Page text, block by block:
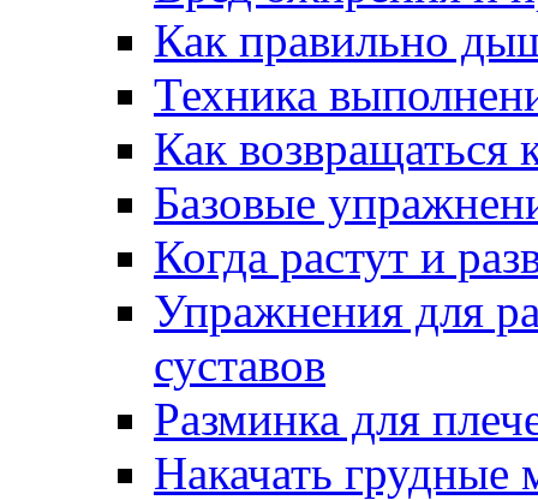
Как правильно
Техника
Как возвращаться
Базовые
Когда растут и
Упражнения для
суставов
Разминка для
Накачать